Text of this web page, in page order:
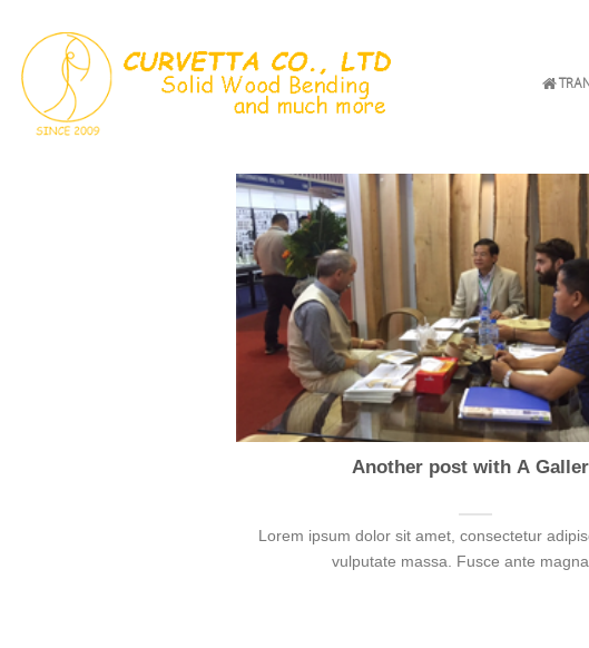
content
Another post with A
Lorem ipsum dolor sit amet, consectetur
vulputate massa. Fusce ante